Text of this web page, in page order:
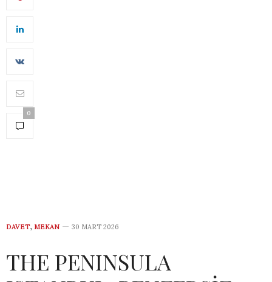
0
DAVET, MEKAN 30 MART 2026
THE PENINSULA